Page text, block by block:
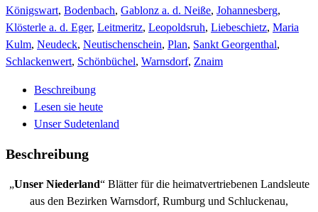
Menge
Königswart, Bodenbach, Gablonz a. d. Neiße, Johannesberg,
Klösterle a. d. Eger, Leitmeritz, Leopoldsruh, Liebeschietz, Maria
Kulm, Neudeck, Neutischenschein, Plan, Sankt Georgenthal,
Schlackenwert, Schönbüchel, Warnsdorf, Znaim
Beschreibung
Lesen sie heute
Unser Sudetenland
Beschreibung
„Unser Niederland“ Blätter für die heimatvertriebenen Landsleute
aus den Bezirken Warnsdorf, Rumburg und Schluckenau,